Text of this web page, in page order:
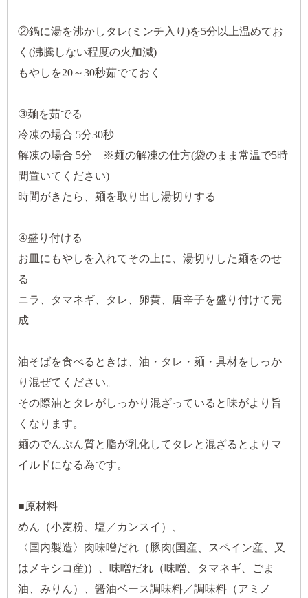
②鍋に湯を沸かしタレ(ミンチ入り)を5分以上温めてお
く(沸騰しない程度の火加減)
もやしを20～30秒茹でておく
③麺を茹でる
冷凍の場合 5分30秒
解凍の場合 5分 ※麺の解凍の仕方(袋のまま常温で5時
間置いてください)
時間がきたら、麺を取り出し湯切りする
④盛り付ける
お皿にもやしを入れてその上に、湯切りした麺をのせ
る
ニラ、タマネギ、タレ、卵黄、唐辛子を盛り付けて完
成
油そばを食べるときは、油・タレ・麺・具材をしっか
り混ぜてください。
その際油とタレがしっかり混ざっていると味がより旨
くなります。
麺のでんぷん質と脂が乳化してタレと混ざるとよりマ
イルドになる為です。
■原材料
めん（小麦粉、塩／カンスイ）、
〈国内製造〉肉味噌だれ（豚肉(国産、スペイン産、又
はメキシコ産)）、味噌だれ（味噌、タマネギ、ごま
油、みりん）、醤油ベース調味料／調味料（アミノ